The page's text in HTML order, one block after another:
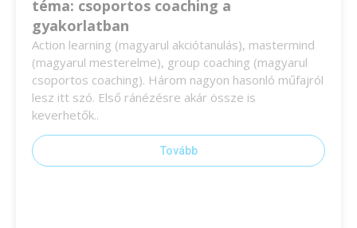
téma: csoportos coaching a
gyakorlatban
Action learning (magyarul akciótanulás), mastermind
(magyarul mesterelme), group coaching (magyarul
csoportos coaching). Három nagyon hasonló műfajról
lesz itt szó. Első ránézésre akár össze is
keverhetők..
Tovább